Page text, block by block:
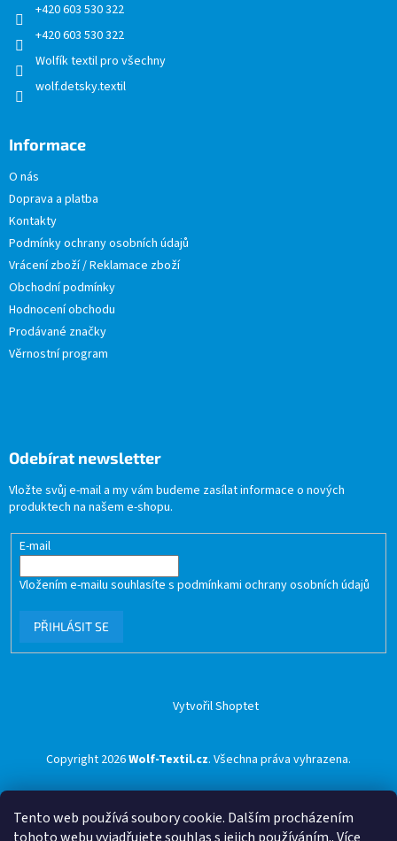
Tento web používá soubory cookie. Dalším procházením
+420 603 530 322
+420 603 530 322
Wolfík textil pro všechny
wolf.detsky.textil
Informace
O nás
Doprava a platba
Kontakty
Podmínky ochrany osobních údajů
Vrácení zboží / Reklamace zboží
Obchodní podmínky
Hodnocení obchodu
Prodávané značky
Věrnostní program
Odebírat newsletter
Vložte svůj e-mail a my vám budeme zasílat informace o nových
produktech na našem e-shopu.
E-mail
Vložením e-mailu souhlasíte s podmínkami ochrany osobních údajů
PŘIHLÁSIT SE
Vytvořil Shoptet
Copyright 2026Wolf-Textil.cz. Všechna práva vyhrazena.